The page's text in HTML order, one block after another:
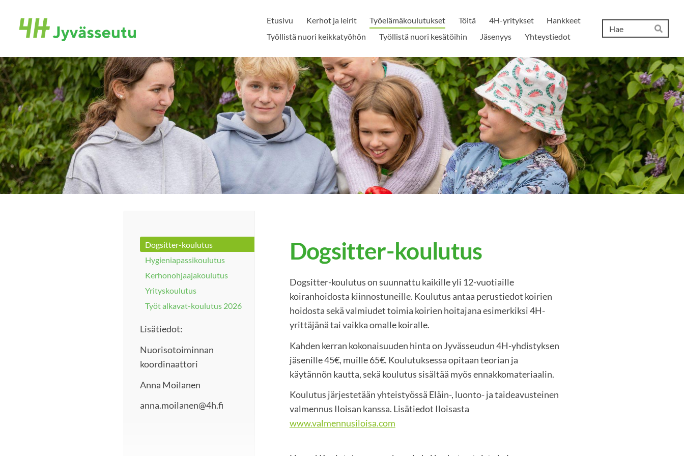
sivun
sisältöön
Jyvässeudun 4H-yhdistys ry
Etusivu Kerhot ja leirit Työelämäkoulutukset Töitä 4H-yritykset
Hankkeet
Työllistä nuori keikkatyöhön
Työllistä nuori kesätöihin Jäsenyys Yhteystiedot Hae
Dogsitter-koulutus
Hygieniapassikoulutus
Kerhonohjaajakoulutus
Yrityskoulutus
Työt alkavat-koulutus 2026
Lisätiedot:
Nuorisotoiminnan
koordinaattori
Anna Moilanen
anna.moilanen@4h.fi
Dogsitter-koulutus
Dogsitter-koulutus on suunnattu kaikille yli 12-vuotiaille
koiranhoidosta kiinnostuneille. Koulutus antaa perustiedot koirien
hoidosta sekä valmiudet toimia koirien hoitajana esimerkiksi 4H-
yrittäjänä tai vaikka omalle koiralle.
Kahden kerran kokonaisuuden hinta on Jyvässeudun 4H-yhdistyksen
jäsenille 45€, muille 65€. Koulutuksessa opitaan teorian ja
käytännön kautta, sekä koulutus sisältää myös ennakkomateriaalin.
Koulutus järjestetään yhteistyössä Eläin-, luonto- ja taideavusteinen
valmennus Iloisan kanssa. Lisätiedot Iloisasta
www.valmennusiloisa.com